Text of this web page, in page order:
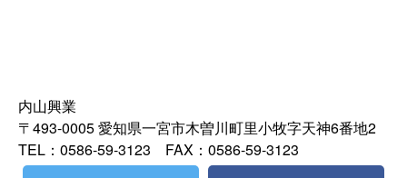
内山興業
〒493-0005 愛知県一宮市木曽川町里小牧字天神6番地2
TEL：0586-59-3123 FAX：0586-59-3123